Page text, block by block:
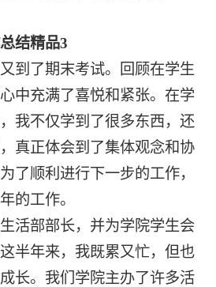
结精品3
到了期末考试。回顾在学生
中充满了喜悦和紧张。在学
我不仅学到了很多东西，还
真正体会到了集体观念和协
了顺利进行下一步的工作，
的工作。
活部部长，并为学院学生会
半年来，我既累又忙，但也
长。我们学院主办了许多活